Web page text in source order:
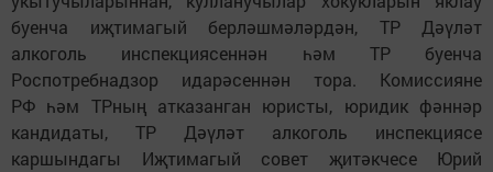
буенча иҗтимагый берләшмәләрдән, ТР Дәүләт
алкоголь инспекциясеннән һәм ТР буенча
Роспотребнадзор идарәсеннән тора. Комиссияне
РФ һәм ТРның атказанган юристы, юридик фәннәр
кандидаты, ТР Дәүләт алкоголь инспекциясе
каршындагы Иҗтимагый совет җитәкчесе Юрий